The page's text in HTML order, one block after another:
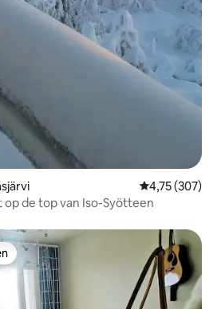
Gemiddelde
4,75 (307)
de top van Iso-Syötteen